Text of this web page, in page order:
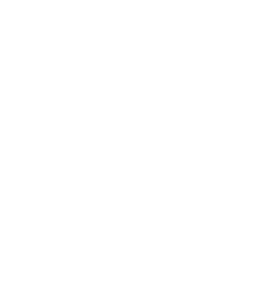
que disputarán la
el oficialista Sergio Massa,
de Economía, que
Unión por la Patria; y
libertaria, por el
Avanza.
Mons.
porque la situación
dilemas éticos”.